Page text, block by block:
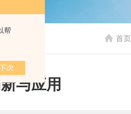
帮
首页
与应用